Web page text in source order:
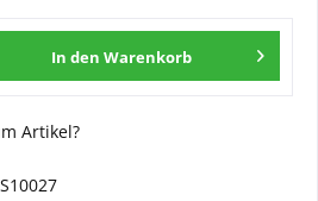
In den Warenkorb
Artikel?